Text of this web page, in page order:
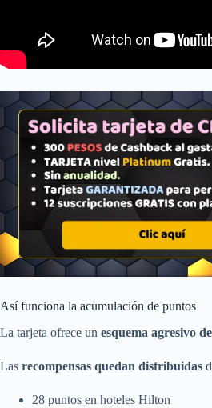
Así funciona la acumulación de puntos
La tarjeta ofrece un esquema agresivo
Las recompensas quedan distribuidas
28 puntos en hoteles Hilton